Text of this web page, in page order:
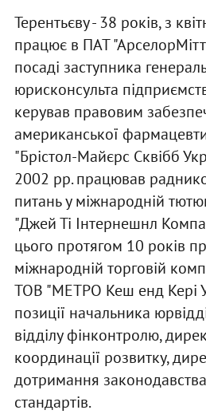
Терентьєву - 38 років, з
працює в ПАТ
посаді заступника
юрисконсульта
керував правовим
американської
"Брістол-Майєрс Сквібб
2002 рр. працював
питань у міжнародній
"Джей Ті Інтернешнл
цього протягом 10 років
міжнародній торговій
ТОВ "МЕТРО Кеш енд Кері
позиції начальника
відділу фінконтролю,
координації розвитку,
дотримання
стандартів.